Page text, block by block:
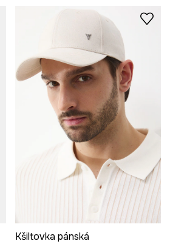
Kšiltovka pánská